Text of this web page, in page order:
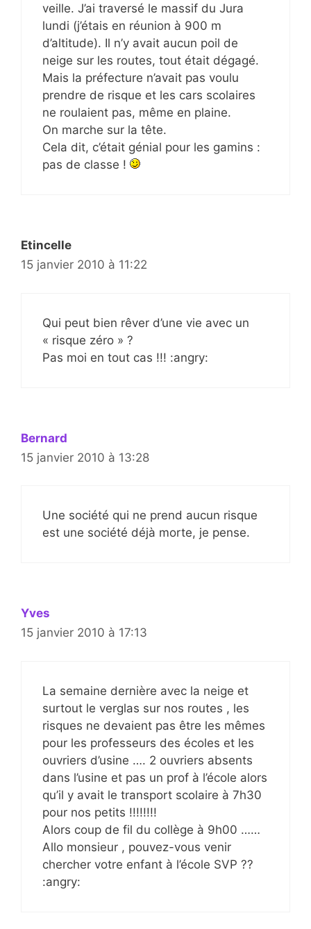
veille. J’ai traversé le massif du Jura
lundi (j’étais en réunion à 900 m
d’altitude). Il n’y avait aucun poil de
neige sur les routes, tout était dégagé.
Mais la préfecture n’avait pas voulu
prendre de risque et les cars scolaires
ne roulaient pas, même en plaine.
On marche sur la tête.
Cela dit, c’était génial pour les gamins :
pas de classe !
Etincelle
15 janvier 2010 à 11:22
Qui peut bien rêver d’une vie avec un
« risque zéro » ?
Pas moi en tout cas !!! :angry:
Bernard
15 janvier 2010 à 13:28
Une société qui ne prend aucun risque
est une société déjà morte, je pense.
Yves
15 janvier 2010 à 17:13
La semaine dernière avec la neige et
surtout le verglas sur nos routes , les
risques ne devaient pas être les mêmes
pour les professeurs des écoles et les
ouvriers d’usine …. 2 ouvriers absents
dans l’usine et pas un prof à l’école alors
qu’il y avait le transport scolaire à 7h30
pour nos petits !!!!!!!!
Alors coup de fil du collège à 9h00 ……
Allo monsieur , pouvez-vous venir
chercher votre enfant à l’école SVP ??
:angry: